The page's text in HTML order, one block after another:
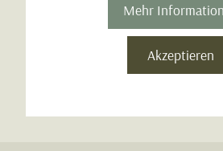
Mehr
Akzeptieren